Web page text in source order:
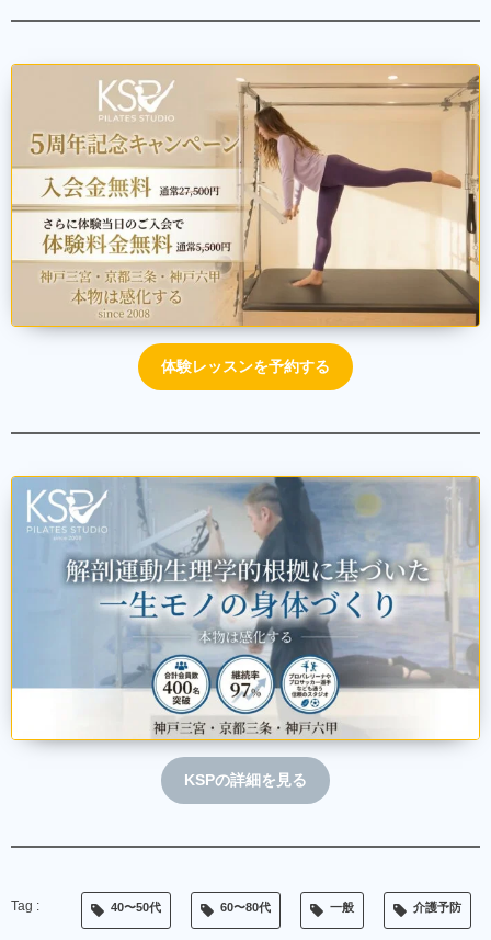
体験レッスンを予約する
KSPの詳細を見る
40〜50代 60〜80代 一般 介護予防